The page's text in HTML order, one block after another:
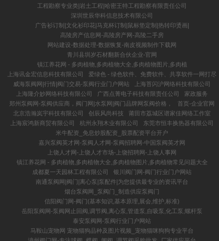
工程勘察专业类|岩土工程|哈密王特工程勘察有限责任公司
深圳世辰华科信息技术有限公司
广告衫订制|文化衫印花|马克杯订制|鼠标垫定制|热转印烫画|
高陵房产信息网-高陵房产网-高陵二手房
网站建设-数据处理-数据恢复-南皮视频制作下载网
青川县圳岁石材翻新合伙企业-官网
镇江养花网 - 多肉植物,多肉植物大全,多肉植物图片,多肉植
上海讯金宏信息科技有限公司
爱绿色 - 绿色软件、免费软件、共享软件一网打尽
威海泵阀网|行情|阀门交易-泵阀行业门户网站
上海苔闪沪网络科技有限公司
上海隆介妙网络科技有限公司
广西点菁电子科技有限责任公司
家政服务
郑州泵阀网-泵阀供应商，阀门网|水泵网|阀门品牌网泵阀价格，
首页-企业官网
北京浩瀚岚宇科技有限公司
创辰风尚科技
莆田市荔城区谱家佳网络工作室
上海宸鸿新商贸有限公司
杭州永翔木业有限公司
东莞市恒丰换热器有限公司
米牛配资_免息炒股配资_股票配资平台开户
嘉兴泵阀英才网-泵阀人才网-泵阀招聘网-中国泵阀英才网
上饶人才网-上饶人才市场-上饶招聘网-上饶人事网
镇江养花网 - 多肉植物,多肉植物大全,多肉植物图片,多肉植物常见问题大全
成都夏一天园林工程有限公司
银川阀门网-阀门行业门户网站
南通泵阀网|阀门|离心泵|泵配件|为您提供最专业的资讯平台
烟台泵阀网_泵阀门_制造供应泵阀门
信阳阀门网-阀门(基本知识,基本原理,展会,维护,标准)
岳阳泵阀网-泵阀网止回阀,调节阀,离心泵,管道泵,自吸泵,化工泵,螺杆泵
泰安泵阀网-泵阀行业门户网站
马鞍山宠物网 宠物猫狗品种及图片视频_宠物猫咪狗狗专业平台